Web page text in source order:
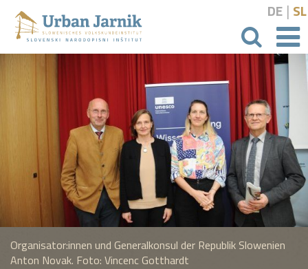
DE | SL
Organisator:innen und Generalkonsul der Republik Slowenien
Anton Novak. Foto: Vincenc Gotthardt